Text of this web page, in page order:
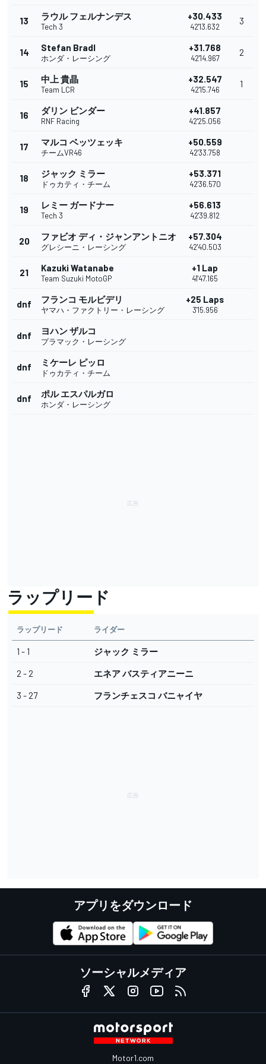
13 ラウル フェルナンデス
Tech 3
+30.433
42'13.632
3
14 Stefan Bradl
ホンダ・レーシング
+31.768
42'14.967
2
15 中上 貴晶
Team LCR
+32.547
42'15.746
1
16 ダリン ビンダー
RNF Racing
+41.857
42'25.056
17 マルコ ベッツェッキ
チームVR46
+50.559
42'33.758
18 ジャック ミラー
ドゥカティ・チーム
+53.371
42'36.570
19 レミー ガードナー
Tech 3
+56.613
42'39.812
20 ファビオ ディ・ジャンアントニオ
グレシーニ・レーシング
+57.304
42'40.503
21 Kazuki Watanabe
Team Suzuki MotoGP
+1 Lap
41'47.165
dnf フランコ モルビデリ
ヤマハ・ファクトリー・レーシング
+25 Laps
3'15.956
dnf ヨハン ザルコ
プラマック・レーシング
dnf ミケーレ ピッロ
ドゥカティ・チーム
dnf ポル エスパルガロ
ホンダ・レーシング
ラップリード
ラップリード ライダー
1 - 1 ジャック ミラー
2 - 2 エネア バスティアニーニ
3 - 27 フランチェスコ バニャイヤ
アプリをダウンロード
ソーシャルメディア
Motor1.com